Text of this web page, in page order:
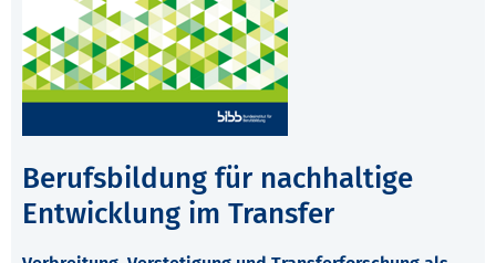
Berufsbildung für nachhaltige
Entwicklung im Transfer